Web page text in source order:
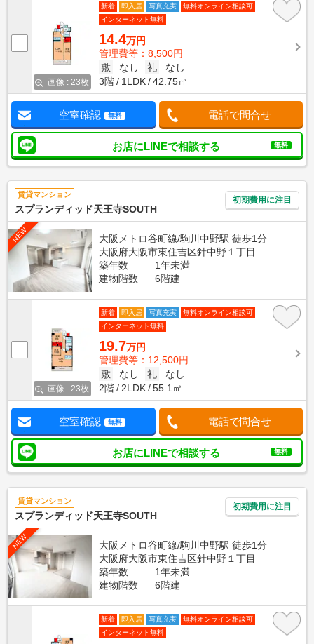
画像 : 23枚
新着 即入居 写真充実
無料オンライン相談可
インターネット無料
14.4万円
管理費等：8,500円
敷
なし 礼
なし
3階
1LDK 42.75㎡
空室確認 無料 電話で問合せ
お店にLINEで相談する 無料
賃貸マンション
スプランディッド天王寺SOUTH
初期費用に注目
NEW
大阪メトロ谷町線/駒川中野駅 徒歩1分
大阪府大阪市東住吉区針中野１丁目
築年数
1年未満
建物階数
6階建
画像 : 23枚
新着 即入居 写真充実
無料オンライン相談可
インターネット無料
19.7万円
管理費等：12,500円
敷
なし 礼
なし
2階
2LDK 55.1㎡
空室確認 無料 電話で問合せ
お店にLINEで相談する 無料
賃貸マンション
スプランディッド天王寺SOUTH
初期費用に注目
NEW
大阪メトロ谷町線/駒川中野駅 徒歩1分
大阪府大阪市東住吉区針中野１丁目
築年数
1年未満
建物階数
6階建
新着 即入居 写真充実
無料オンライン相談可
インターネット無料